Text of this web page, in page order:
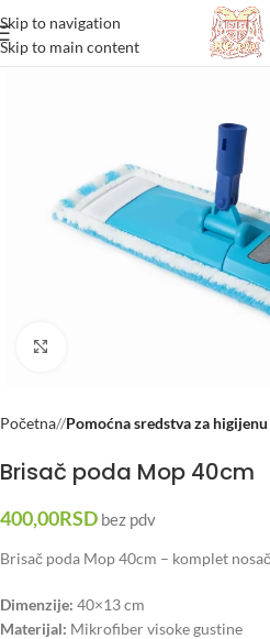
Skip to navigation
Skip to main content
Početna/ Pomoćna sredstva za higijenu
Brisač poda Mop 40cm
400,00RSD bez pdv
Brisač poda Mop 40cm – komplet
Dimenzije: 40×13 cm
Materijal: Mikrofiber visoke gustine